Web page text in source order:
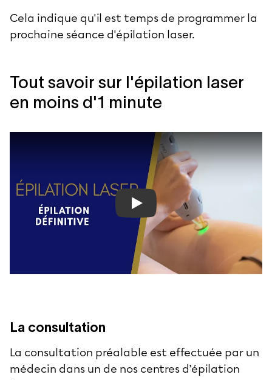
Cela indique qu'il est temps de programmer la
prochaine séance d'épilation laser.
Tout savoir sur l'épilation laser
en moins d'1 minute
Play
La consultation
La consultation préalable est effectuée par un
médecin dans un de nos centres d’épilation